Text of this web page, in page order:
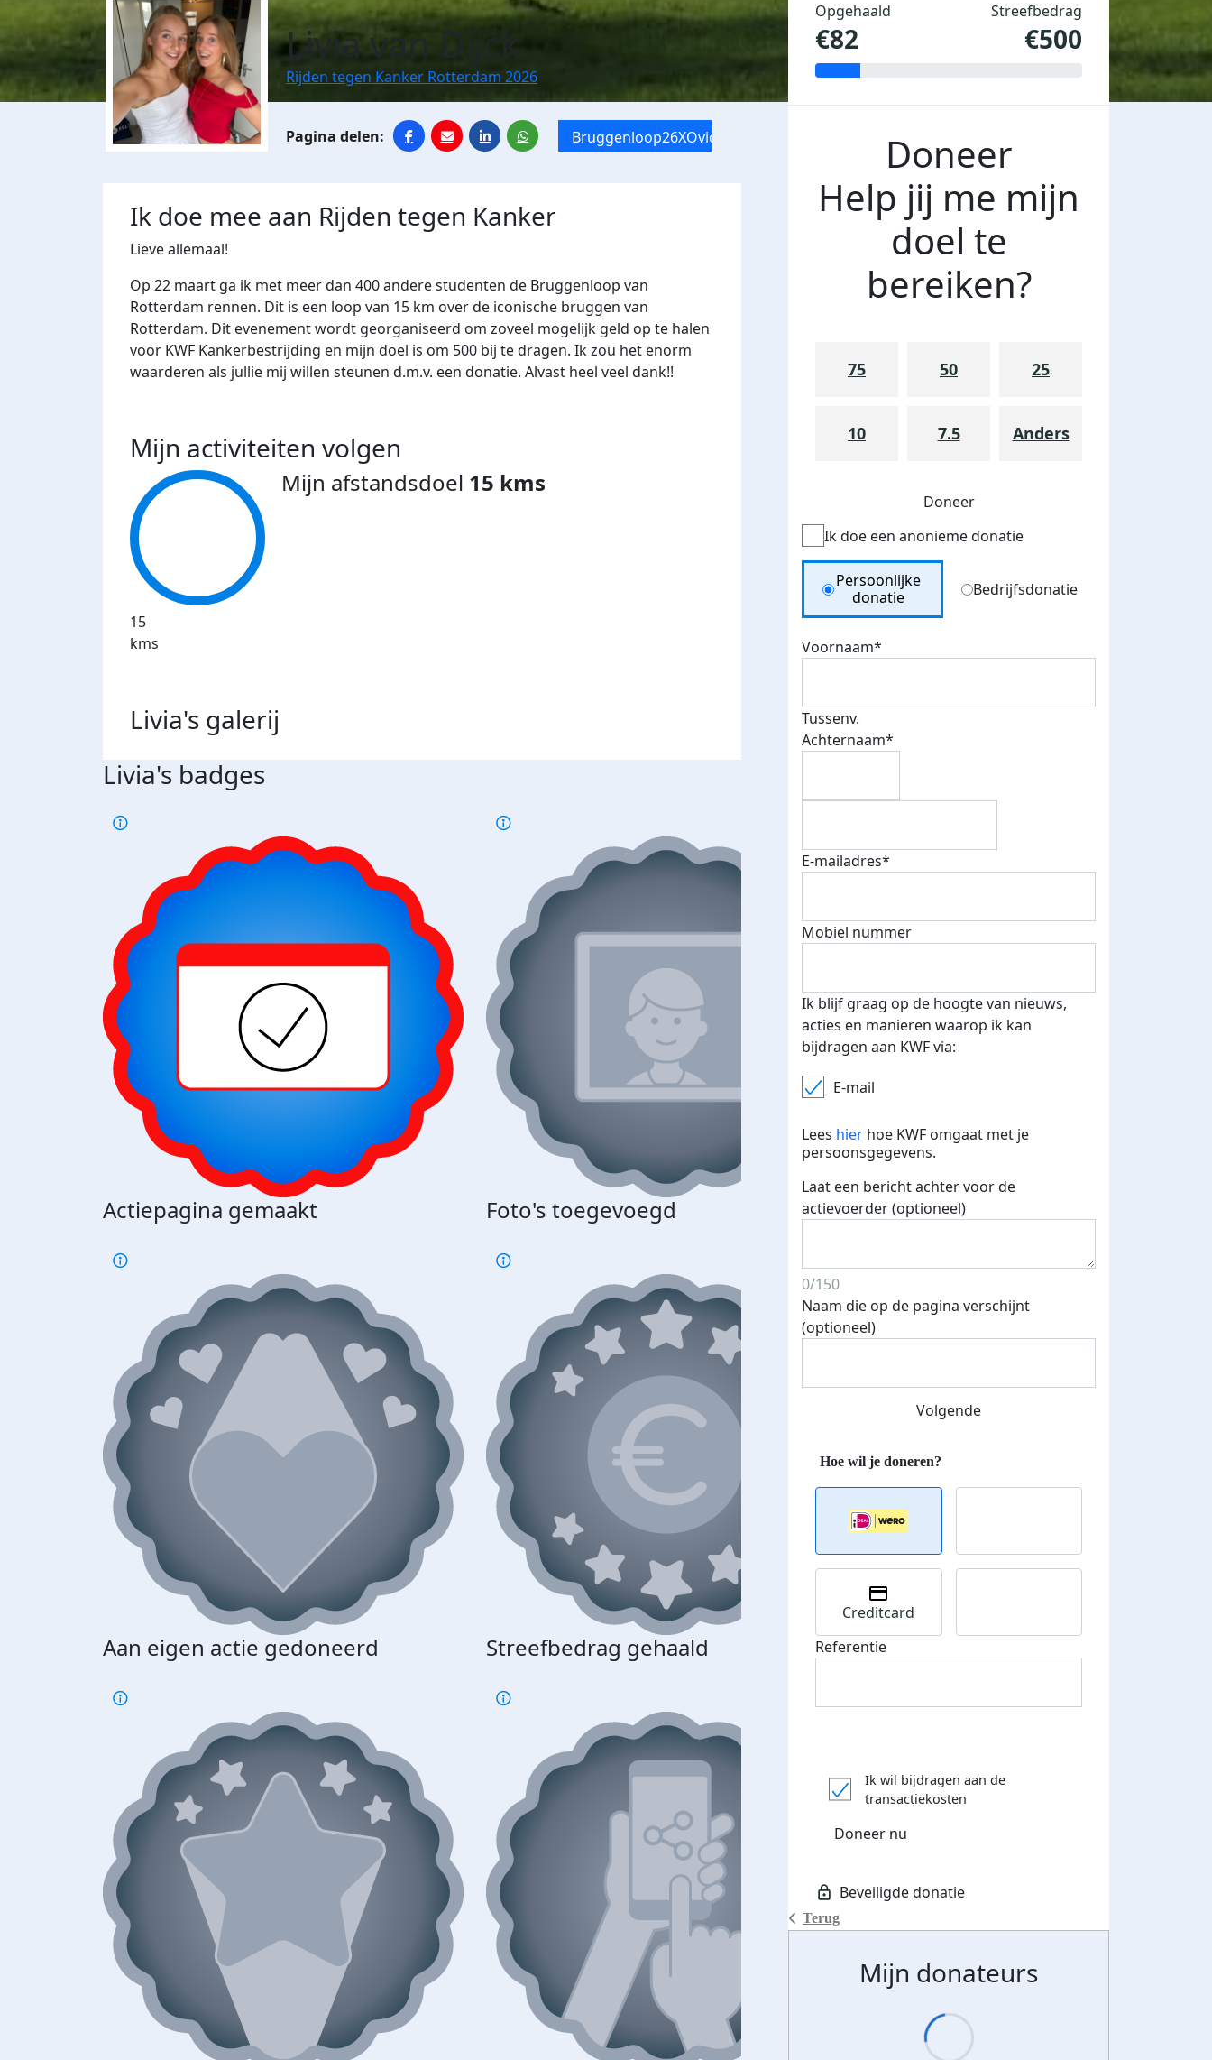
Livia van Dijck
Rijden tegen Kanker Rotterdam 2026
Bruggenloop26XOvide
Ik doe mee aan Rijden tegen Kanker
Lieve allemaal!
Op 22 maart ga ik met meer dan 400 andere studenten de Bruggenloop van
Rotterdam rennen. Dit is een loop van 15 km over de iconische bruggen van
Rotterdam. Dit evenement wordt georganiseerd om zoveel mogelijk geld op te halen
voor KWF Kankerbestrijding en mijn doel is om 500 bij te dragen. Ik zou het enorm
waarderen als jullie mij willen steunen d.m.v. een donatie. Alvast heel veel dank!!
Mijn activiteiten volgen
15
kms
Mijn afstandsdoel 15 kms
Livia's galerij
Livia's badges
Actiepagina gemaakt Foto's toegevoegd E-mails verstuurd
Aan eigen actie gedoneerd Streefbedrag gehaald Streefbedrag verhoogd
Top fondsenwerver
Opgehaald
€82
Streefbedrag
€500
Doneer
Help jij me mijn
doel te
bereiken?
75 50 25
10 7.5 Anders
Doneer
Ik doe een anonieme donatie
Donation Type
Persoonlijke
donatie
Bedrijfsdonatie
Voornaam*
Tussenv.
Achternaam*
E-mailadres*
Mobiel nummer
Ik blijf graag op de hoogte van nieuws,
acties en manieren waarop ik kan
bijdragen aan KWF via:
E-mail
Lees hier hoe KWF omgaat met je
persoonsgegevens.
Laat een bericht achter voor de
actievoerder (optioneel)
0/150
Naam die op de pagina verschijnt
(optioneel)
Volgende
Terug
Creditcard
Referentie
Ik wil bijdragen aan de
transactiekosten
Doneer nu
Mijn donateurs